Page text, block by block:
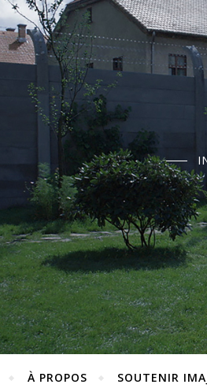
À PROPOS SOUTENIR